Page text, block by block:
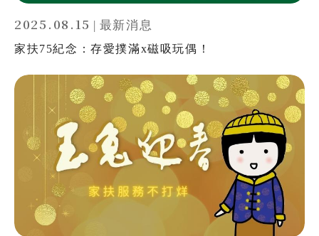
2025.08.15 最新消息
家扶75紀念：存愛撲滿x磁吸玩偶！